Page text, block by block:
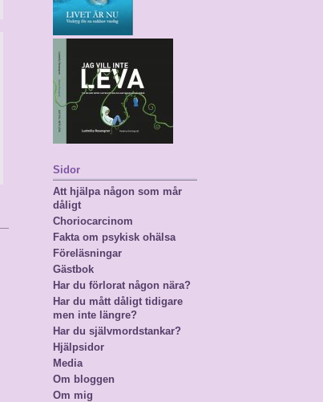
Sidor
Att hjälpa någon som mår
dåligt
Choriocarcinom
Fakta om psykisk ohälsa
Föreläsningar
Gästbok
Har du förlorat någon nära?
Har du mått dåligt tidigare
men inte längre?
Har du självmordstankar?
Hjälpsidor
Media
Om bloggen
Om mig